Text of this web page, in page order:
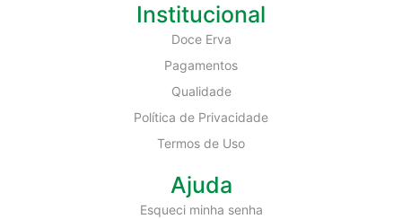
Institucional
Doce Erva
Pagamentos
Qualidade
Política de Privacidade
Termos de Uso
Ajuda
Esqueci minha senha